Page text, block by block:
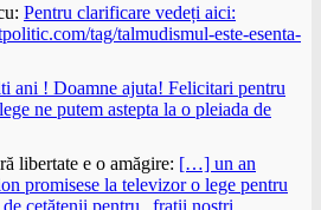
Pentru clarificare vedeți aici:
tag/talmudismul-este-esenta-
ani ! Doamne ajuta! Felicitari pentru
ne putem astepta la o pleiada de
libertate e o amăgire: […] un an
promisese la televizor o lege pentru
cetățenii pentru „frații noștri…